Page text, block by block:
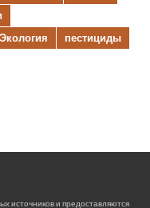
Экология
пестициды
источников и предоставляются